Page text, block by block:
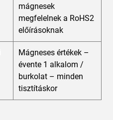
mágnesek
megfelelnek a RoHS2
előírásoknak
Mágneses értékek –
évente 1 alkalom /
burkolat – minden
tisztításkor